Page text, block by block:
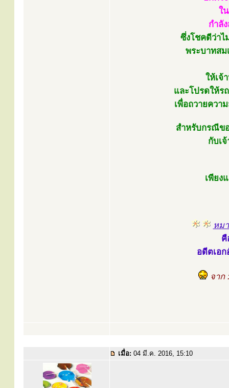
ใ
กำลั
ซึ่งโชคดีว่าไ
พระบาทส
ให้เจ้
และโปรดให้ร
เพื่อถวายควา
สำหรับกรณีข
กับเ
เพียง
หม
คื
อดีตเอ
จาก
เมื่อ: 04 มี.ค. 2016, 15:10